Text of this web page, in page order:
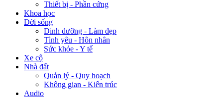
Thiết bị - Phần cứng
Khoa học
Đời sống
Dinh dưỡng - Làm đẹp
Tình yêu - Hôn nhân
Sức khỏe - Y tế
Xe cộ
Nhà đất
Quản lý - Quy hoạch
Không gian - Kiến trúc
Audio